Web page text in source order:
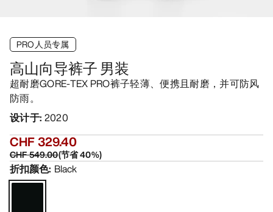
PRO人员专属
高山向导裤子 男装
超耐磨GORE-TEX PRO裤子轻薄、便携且耐磨，并可防风
防雨。
设计于: 2020
CHF 329.40
CHF 549.00(节省40%)
折扣颜色: Black